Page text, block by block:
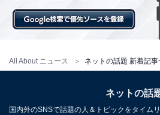
All About ニュース ネットの話題 新着記事
ネットの話
国内外のSNSで話題の人＆トピックをタイム